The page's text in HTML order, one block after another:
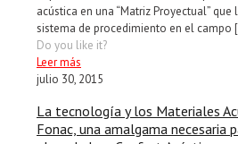
acústica en una “Matriz Proyectual” que
sistema de procedimiento en el campo
Do you like it?
Leer más
julio 30, 2015
La tecnología y los Materiales
Fonac, una amalgama necesaria